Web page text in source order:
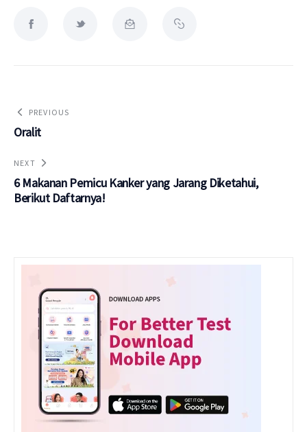
PREVIOUS
Oralit
NEXT
6 Makanan Pemicu Kanker yang Jarang Diketahui,
Berikut Daftarnya!